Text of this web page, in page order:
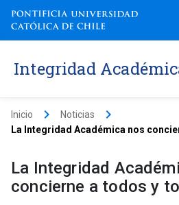
Integridad
Inicio keyboard_arrow_right Noticias keyboard_arrow_right
La Integridad Académica nos
La Integridad
concierne a todos y